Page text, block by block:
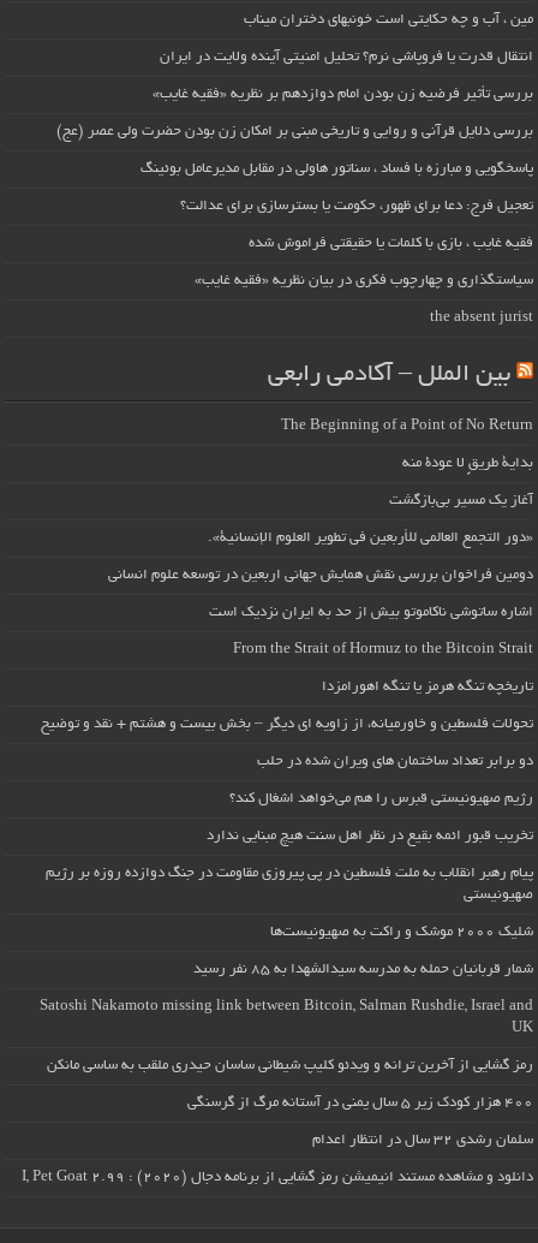
مین ، آب و چه حکایتی است خونبهای دختران میناب
انتقال قدرت یا فروپاشی نرم؟ تحلیل امنیتی آینده ولایت در ایران
بررسی تأثیر فرضیه زن بودن امام دوازدهم بر نظریه «فقیه غایب»
بررسی دلایل قرآنی و روایی و تاریخی مبنی بر امکان زن بودن حضرت ولی عصر (عج)
پاسخگویی و مبارزه با فساد ، سناتور هاولی در مقابل مدیرعامل بوئینگ
تعجیل فرج: دعا برای ظهور، حکومت یا بسترسازی برای عدالت؟
فقیه غایب ، بازی با کلمات یا حقیقتی فراموش شده
سیاستگذاری و چهارچوب فکری در بیان نظریه «فقیه غایب»
the absent jurist
بین الملل – آکادمی رابعی
The Beginning of a Point of No Return
بداية طريقٍ لا عودة منه
آغاز یک مسیر بی‌بازگشت
«دور التجمع العالمي للأربعين في تطوير العلوم الإنسانية».
دومین فراخوان بررسی نقش همایش جهانی اربعین در توسعه علوم انسانی
اشاره ساتوشی ناکاموتو بیش از حد به ایران نزدیک است
From the Strait of Hormuz to the Bitcoin Strait
تاریخچه تنگه هرمز یا تنگه اهورامزدا
تحولات فلسطین و خاورمیانه، از زاویه ای دیگر – بخش بیست و هشتم + نقد و توضیح
دو برابر تعداد ساختمان های ویران شده در حلب
رژیم صهیونیستی قبرس را هم می‌خواهد اشغال کند؟
تخریب قبور ائمه بقیع در نظر اهل سنت هیچ مبنایی ندارد
پیام رهبر انقلاب به ملت فلسطین در پی پیروزی مقاومت در جنگ دوازده روزه بر رژیم
صهیونیستی
شلیک ۲۰۰۰ موشک و راکت به صهیونیست‌ها
شمار قربانیان حمله به مدرسه سیدالشهدا به ۸۵ نفر رسید
Satoshi Nakamoto missing link between Bitcoin, Salman Rushdie, Israel and
UK
رمز گشایی از آخرین ترانه و ویدئو کلیپ شیطانی ساسان حیدری ملقب به ساسی مانکن
۴۰۰ هزار کودک زیر ۵ سال یمنی در آستانه مرگ از گرسنگی
سلمان رشدی ۳۲ سال در انتظار اعدام
دانلود و مشاهده مستند انیمیشن رمز گشایی از برنامه دجال (۲۰۲۰) : I, Pet Goat 2.99